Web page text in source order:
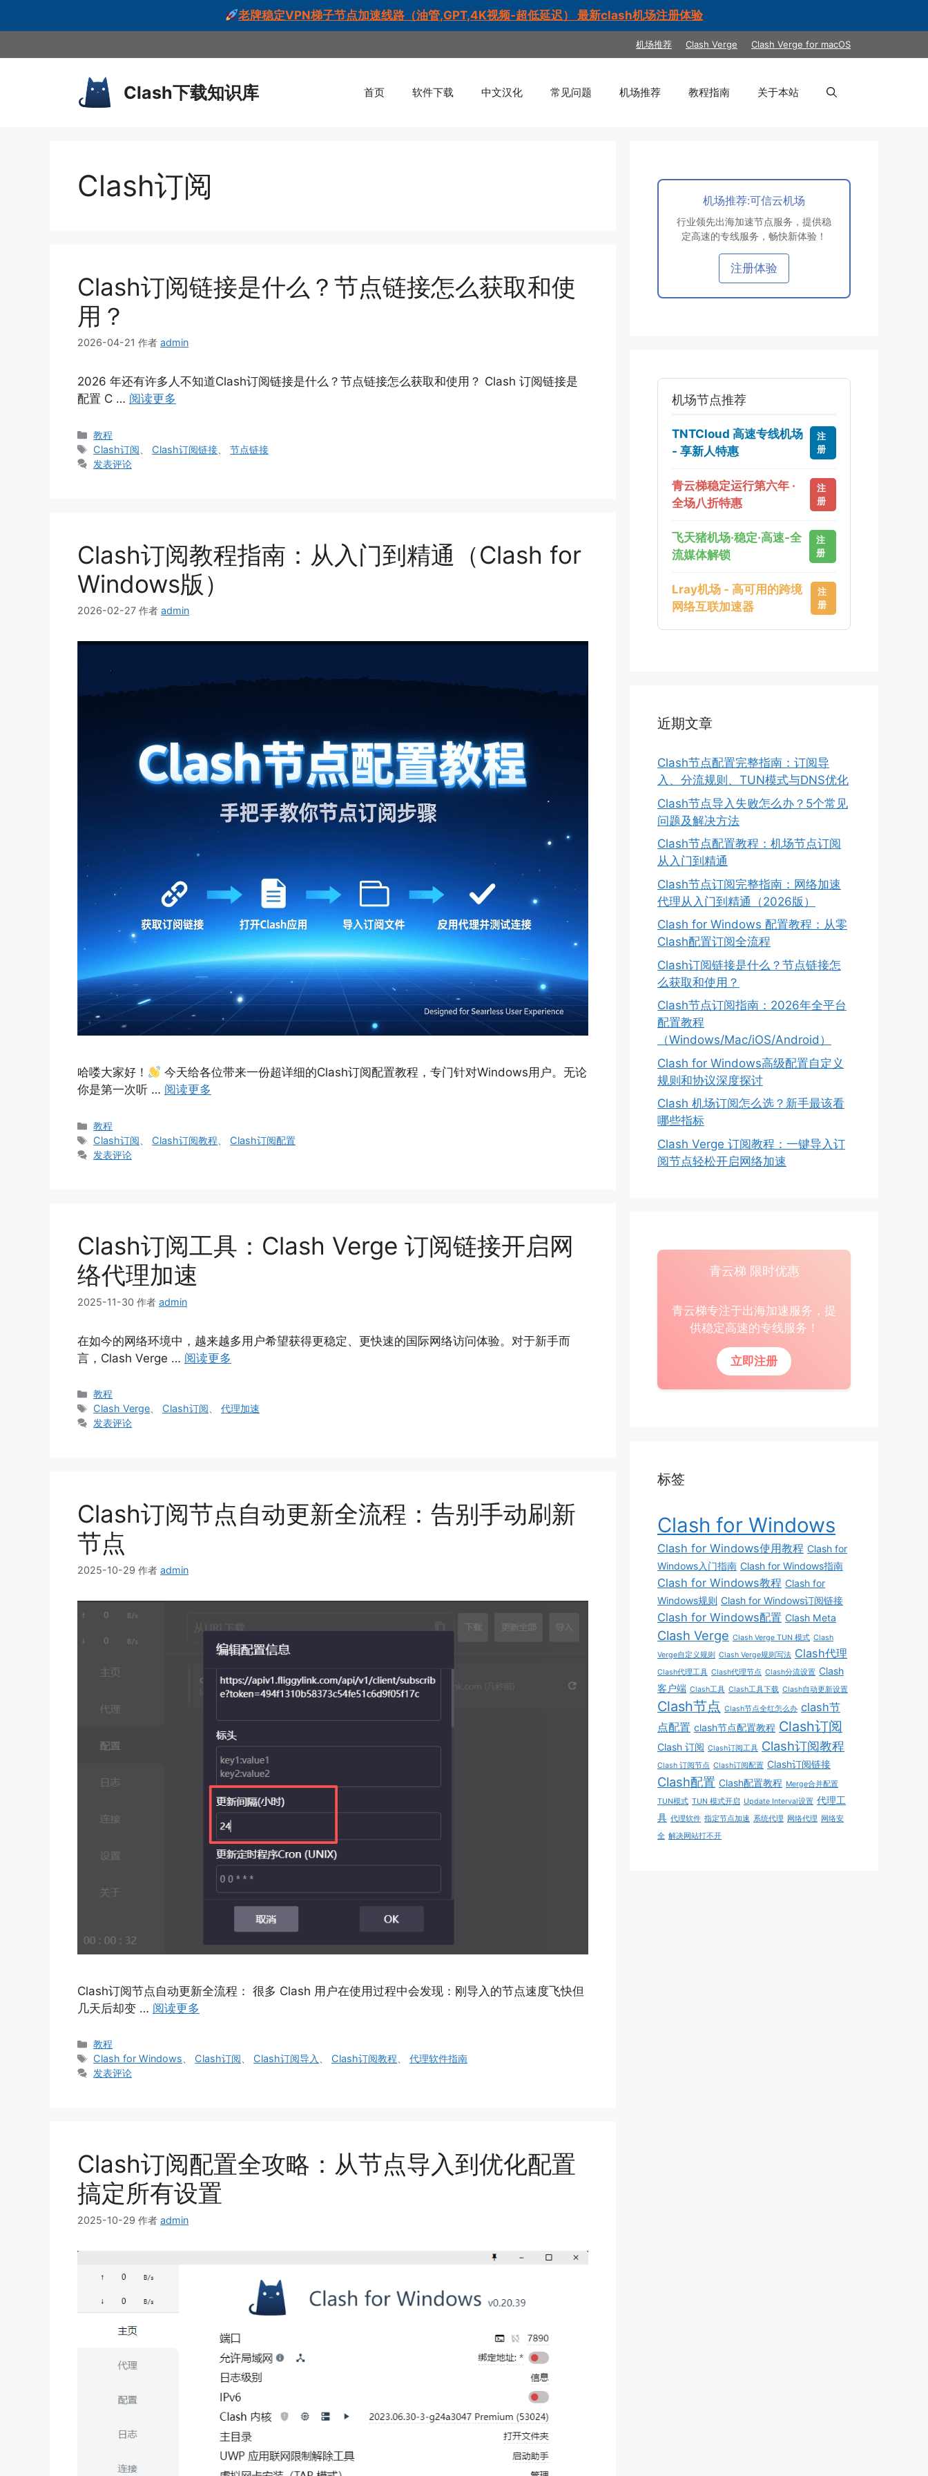
老牌稳定VPN梯子节点加速线路（油管,GPT,4K视频-超低延迟） 最新clash机场注册体验
至
机场推荐 Clash Verge Clash Verge for macOS
Clash下载知识库 首页 软件下载 中文汉化 常见问题 机场推荐 教程指南 关于本站
Clash订阅
Clash订阅链接是什么？节点链接怎么获取和使
用？
2026-04-21 作者 admin
2026 年还有许多人不知道Clash订阅链接是什么？节点链接怎么获取和使用？ Clash 订阅链接是
配置 C … 阅读更多
分
类
教程
标
签
Clash订阅 Clash订阅链接 、节点链接
发表评论
Clash订阅教程指南：从入门到精通（Clash for
Windows版）
2026-02-27 作者 admin
哈喽大家好！
今天给各位带来一份超详细的Clash订阅配置教程，专门针对Windows用户。无论
你是第一次听 … 阅读更多
分
类
教程
标
签
Clash订阅 Clash订阅教程
Clash订阅配置
发表评论
Clash订阅工具：Clash Verge 订阅链接开启网
络代理加速
2025-11-30 作者 admin
在如今的网络环境中，越来越多用户希望获得更稳定、更快速的国际网络访问体验。对于新手而
言，Clash Verge … 阅读更多
分
类
教程
标
签
Clash Verge、 Clash订阅、代理加速
发表评论
Clash订阅节点自动更新全流程：告别手动刷新
节点
2025-10-29 作者 admin
Clash订阅节点自动更新全流程： 很多 Clash 用户在使用过程中会发现：刚导入的节点速度飞快但
几天后却变 … 阅读更多
分
类
教程
标
签
Clash for Windows、 Clash订阅、 Clash订阅导入、 Clash订阅教程、代理软件指南
发表评论
Clash订阅配置全攻略：从节点导入到优化配置
搞定所有设置
2025-10-29 作者 admin
机场推荐:可信云机场
行业领先出海加速节点服务，提供稳
定高速的专线服务，畅快新体验！
注册体验
机场节点推荐
TNTCloud 高速专线机场
- 享新人特惠
注
册
青云梯稳定运行第六年 ·
全场八折特惠
注
册
飞天猪机场·稳定·高速-全
流媒体解锁
注
册
Lray机场 - 高可用的跨境
网络互联加速器
注
册
近期文章
Clash节点配置完整指南：订阅导
入、分流规则、TUN模式与DNS优化
Clash节点导入失败怎么办？5个常见
问题及解决方法
Clash节点配置教程：机场节点订阅
从入门到精通
Clash节点订阅完整指南：网络加速
代理从入门到精通（2026版）
Clash for Windows 配置教程：从零
Clash配置订阅全流程
Clash订阅链接是什么？节点链接怎
么获取和使用？
Clash节点订阅指南：2026年全平台
配置教程
（Windows/Mac/iOS/Android）
Clash for Windows高级配置自定义
规则和协议深度探讨
Clash 机场订阅怎么选？新手最该看
哪些指标
Clash Verge 订阅教程：一键导入订
阅节点轻松开启网络加速
青云梯 限时优惠
青云梯专注于出海加速服务，提
供稳定高速的专线服务！
立即注册
标签
Clash for Windows
Clash for Windows使用教程 Clash for
Windows入门指南 Clash for Windows指南
Clash for Windows教程 Clash for
Windows规则 Clash for Windows订阅链接
Clash for Windows配置 Clash Meta
Clash Verge Clash Verge TUN 模式 Clash
Verge自定义规则 Clash Verge规则写法 Clash代理
Clash代理工具 Clash代理节点 Clash分流设置 Clash
客户端 Clash工具 Clash工具下载 Clash自动更新设置
Clash节点 Clash节点全红怎么办 clash节
点配置 clash节点配置教程 Clash订阅
Clash 订阅 Clash订阅工具 Clash订阅教程
Clash 订阅节点 Clash订阅配置 Clash订阅链接
Clash配置 Clash配置教程 Merge合并配置
TUN模式 TUN 模式开启 Update Interval设置 代理工
具 代理软件 指定节点加速 系统代理 网络代理 网络安
全 解决网站打不开